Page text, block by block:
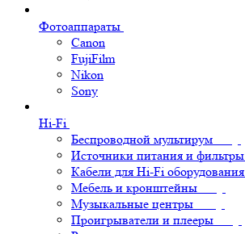
Фотоаппараты
Canon
FujiFilm
Nikon
Sony
Hi-Fi
Беспроводной мультирум
Источники питания и фильтры
Кабели для Hi-Fi оборудования
Мебель и кронштейны
Музыкальные центры
Проигрыватели и плееры